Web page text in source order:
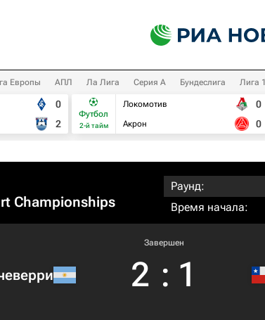
Европы АПЛ Ла Лига Серия А Бундеслига Лига 1
0
2
Футбол
2-й тайм
Локомотив
Акрон
0
0
Championships
Раунд:
Время начала:
Завершен
2 : 1